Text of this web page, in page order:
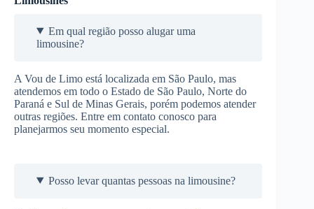
Em qual região posso alugar uma
limousine?
A Vou de Limo está localizada em São Paulo, mas
atendemos em todo o Estado de São Paulo, Norte do
Paraná e Sul de Minas Gerais, porém podemos atender
outras regiões. Entre em contato conosco para
planejarmos seu momento especial.
Posso levar quantas pessoas na limousine?